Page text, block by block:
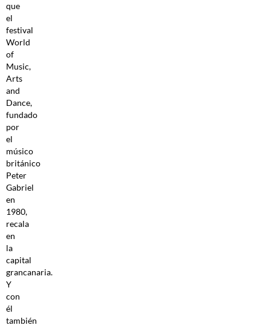
que
el
festival
World
of
Music,
Arts
and
Dance,
fundado
por
el
músico
británico
Peter
Gabriel
en
1980,
recala
en
la
capital
grancanaria.
Y
con
él
también